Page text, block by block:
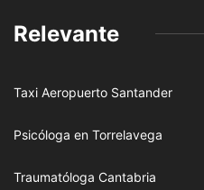
Relevante
Taxi Aeropuerto Santander
Psicóloga en Torrelavega
Traumatóloga Cantabria